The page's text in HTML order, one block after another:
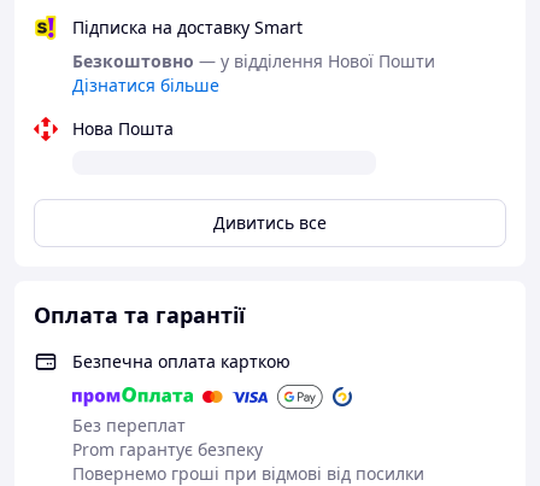
Підписка на доставку Smart
Безкоштовно — у відділення Нової Пошти
Дізнатися більше
Нова Пошта
Дивитись все
Оплата та гарантії
Безпечна оплата карткою
Без переплат
Prom гарантує безпеку
Повернемо гроші при відмові від посилки